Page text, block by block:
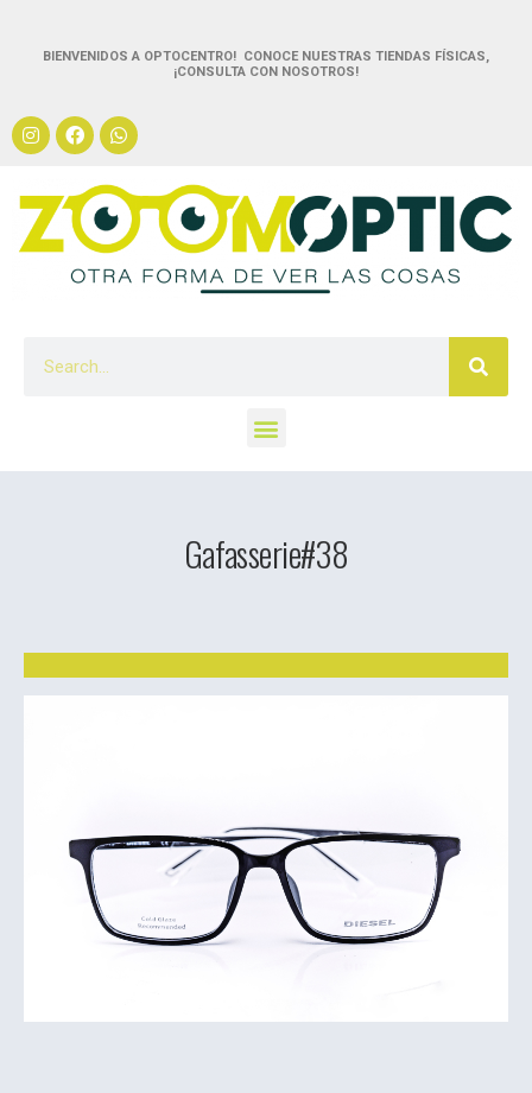
BIENVENIDOS A OPTOCENTRO! CONOCE NUESTRAS TIENDAS FÍSICAS,
¡CONSULTA CON NOSOTROS!
Gafasserie#38